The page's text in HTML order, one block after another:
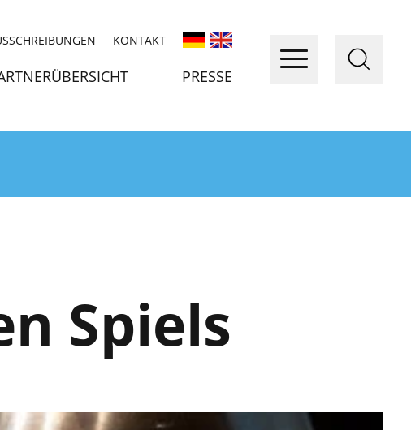
KONTAKT
PRESSE
Spiels